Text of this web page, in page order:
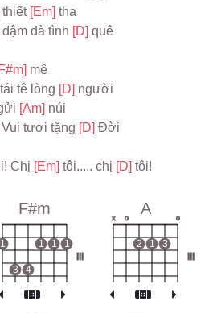
thiết [Em] tha
đà tình [D] quê
mê
tê lòng [D] người
[Am] núi
Vui tươi tặng [D] Đời
Chị [Em] tôi..... chị [D] tôi!
F#m
1
3 4
1 1 1
A
x o
2 1 3
o